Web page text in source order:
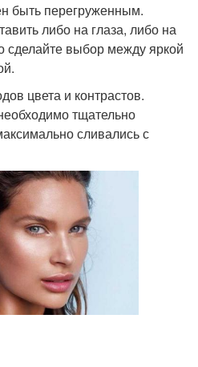
быть перегруженным.
либо на глаза, либо на
сделайте выбор между яркой
цвета и контрастов.
тщательно
сливались с